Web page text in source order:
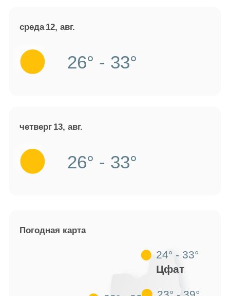
среда 12, авг.
26° - 33°
четверг 13, авг.
26° - 33°
Погодная карта
24° - 33°
Цфат